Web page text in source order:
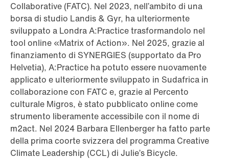
Collaborative (FATC). Nel 2023, nell’ambito di una
borsa di studio Landis & Gyr, ha ulteriormente
sviluppato a Londra A:Practice trasformandolo nel
tool online «Matrix of Action». Nel 2025, grazie al
finanziamento di SYNERGIES (supportato da Pro
Helvetia), A:Practice ha potuto essere nuovamente
applicato e ulteriormente sviluppato in Sudafrica in
collaborazione con FATC e, grazie al Percento
culturale Migros, è stato pubblicato online come
strumento liberamente accessibile con il nome di
m2act. Nel 2024 Barbara Ellenberger ha fatto parte
della prima coorte svizzera del programma Creative
Climate Leadership (CCL) di Julie’s Bicycle.